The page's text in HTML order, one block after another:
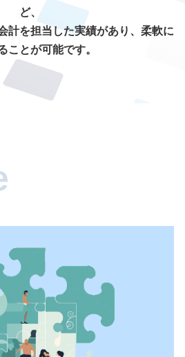
ど、
計を担当した実績があり、柔軟に
ことが可能です。